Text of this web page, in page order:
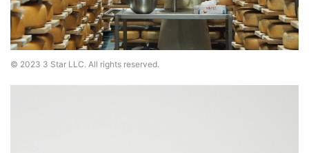
© 2023 3 Star LLC. All rights reserved.